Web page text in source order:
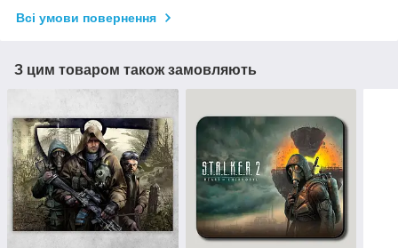
Всі умови повернення
З цим товаром також замовляють